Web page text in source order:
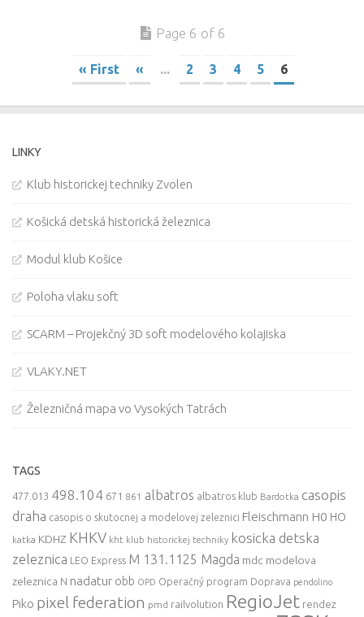
Page 6 of 6
« First « ... 2 3 4 5 6
LINKY
Klub historickej techniky Zvolen
Košická detská historická železnica
Modul klub Košice
Poloha vlaku soft
SCARM – Projekčný 3D soft modelového kolajiska
VLAKY.NET
Železničná mapa vo Vysokých Tatrách
TAGS
477.013 498.104 671 861 albatros albatros klub Bardotka casopis
draha casopis o skutocnej a modelovej zeleznici Fleischmann H0 HO
katka KDHZ KHKV kht klub historickej techniky kosicka detska
zeleznica LEO Express M 131.1125 Magda mdc modelova
zeleznica N nadatur obb OPD Operačný program Doprava pendolino
Piko pixel federation pmd railvolution RegioJet rendez